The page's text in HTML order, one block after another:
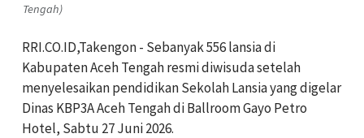
Tengah)
RRI.CO.ID,Takengon - Sebanyak 556 lansia di
Kabupaten Aceh Tengah resmi diwisuda setelah
menyelesaikan pendidikan Sekolah Lansia yang digelar
Dinas KBP3A Aceh Tengah di Ballroom Gayo Petro
Hotel, Sabtu 27 Juni 2026.